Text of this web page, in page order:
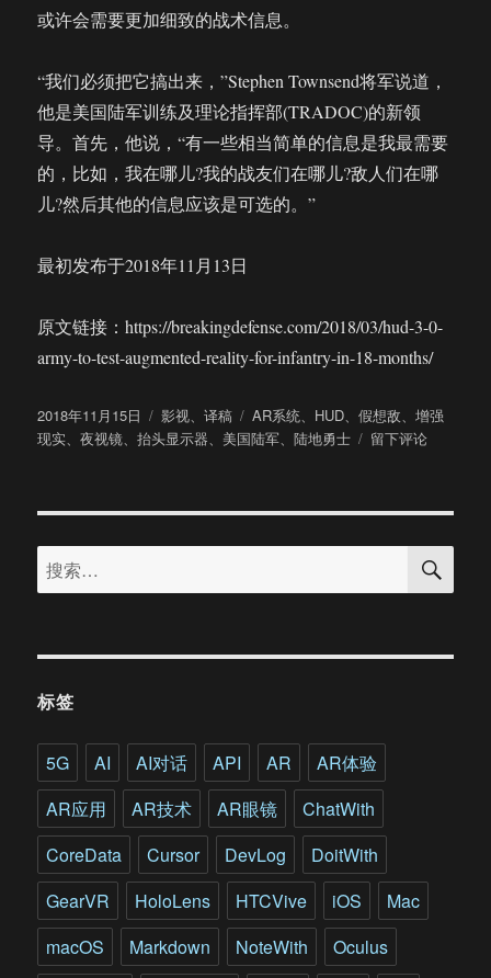
或许会需要更加细致的战术信息。
“我们必须把它搞出来，”Stephen Townsend将军说道，
他是美国陆军训练及理论指挥部(TRADOC)的新领
导。首先，他说，“有一些相当简单的信息是我最需要
的，比如，我在哪儿?我的战友们在哪儿?敌人们在哪
儿?然后其他的信息应该是可选的。”
最初发布于2018年11月13日
原文链接：https://breakingdefense.com/2018/03/hud-3-0-
army-to-test-augmented-reality-for-infantry-in-18-months/
发
布
2018年11月15日
分
类
影视、译稿
标
签
AR系统、 HUD、假想敌、增强
现实、夜视镜、抬头显示器、 美国陆军、陆地勇士
于
陆
的
3.0
作
战
又
能
用
于
练
的
AR
留下评论
搜
索：
搜
标签
5G AI AI对话 API AR
AR体验
AR应用
AR技术 AR眼镜
ChatWith
CoreData
Cursor DevLog
DoitWith
GearVR
HoloLens HTCVive iOS
Mac
macOS
Markdown NoteWith
Oculus